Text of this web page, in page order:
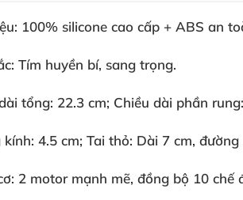
: 100% silicone cao cấp + ABS an
: Tím huyền bí, sang trọng.
tổng: 22.3 cm; Chiều dài phần rung
kính: 4.5 cm; Tai thỏ: Dài 7 cm,
: 2 motor mạnh mẽ, đồng bộ 10 chế